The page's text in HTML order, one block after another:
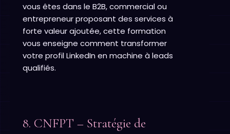
vous êtes dans le B2B, commercial ou
entrepreneur proposant des services à
forte valeur ajoutée, cette formation
vous enseigne comment transformer
votre profil LinkedIn en machine à leads
qualifiés.
8. CNFPT – Stratégie de